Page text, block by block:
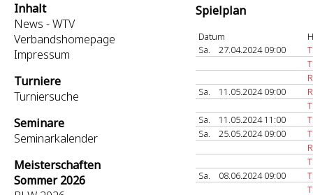
Inhalt
News - WTV
Verbandshomepage
Impressum
Turniere
Turniersuche
Seminare
Seminarkalender
Meisterschaften
Sommer 2026
Spielplan
Datum
Sa.
27.04.2024 09:00
Sa.
11.05.2024 09:00
Sa.
11.05.2024 11:00
Sa.
25.05.2024 09:00
Sa.
08.06.2024 09:00